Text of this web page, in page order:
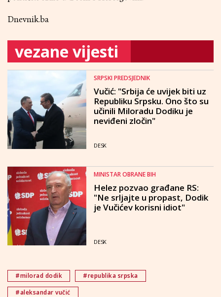
Dnevnik.ba
vezane vijesti
SRPSKI PREDSJEDNIK
Vučić: "Srbija će uvijek biti uz
Republiku Srpsku. Ono što su
učinili Miloradu Dodiku je
neviđeni zločin"
DESK
MINISTAR OBRANE BIH
Helez pozvao građane RS:
"Ne srljajte u propast, Dodik
je Vučićev korisni idiot"
DESK
#milorad dodik
#republika srpska
#aleksandar vučić